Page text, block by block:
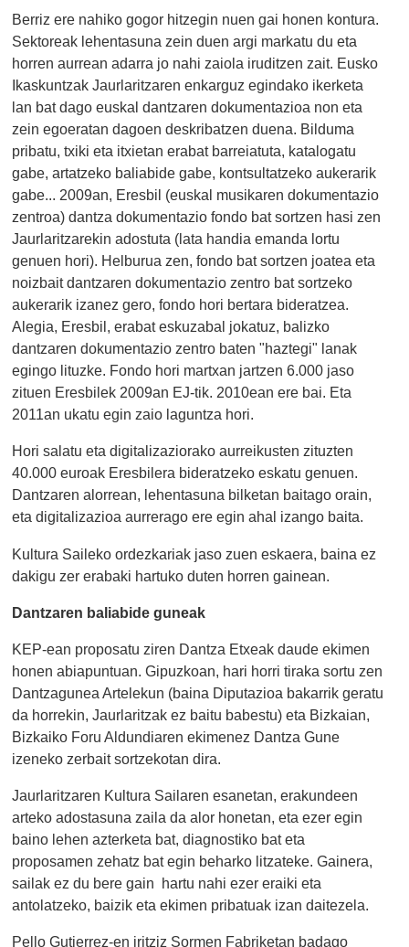
Berriz ere nahiko gogor hitzegin nuen gai honen kontura.
Sektoreak lehentasuna zein duen argi markatu du eta
horren aurrean adarra jo nahi zaiola iruditzen zait. Eusko
Ikaskuntzak Jaurlaritzaren enkarguz egindako ikerketa
lan bat dago euskal dantzaren dokumentazioa non eta
zein egoeratan dagoen deskribatzen duena. Bilduma
pribatu, txiki eta itxietan erabat barreiatuta, katalogatu
gabe, artatzeko baliabide gabe, kontsultatzeko aukerarik
gabe... 2009an, Eresbil (euskal musikaren dokumentazio
zentroa) dantza dokumentazio fondo bat sortzen hasi zen
Jaurlaritzarekin adostuta (lata handia emanda lortu
genuen hori). Helburua zen, fondo bat sortzen joatea eta
noizbait dantzaren dokumentazio zentro bat sortzeko
aukerarik izanez gero, fondo hori bertara bideratzea.
Alegia, Eresbil, erabat eskuzabal jokatuz, balizko
dantzaren dokumentazio zentro baten "haztegi" lanak
egingo lituzke. Fondo hori martxan jartzen 6.000 jaso
zituen Eresbilek 2009an EJ-tik. 2010ean ere bai. Eta
2011an ukatu egin zaio laguntza hori.
Hori salatu eta digitalizaziorako aurreikusten zituzten
40.000 euroak Eresbilera bideratzeko eskatu genuen.
Dantzaren alorrean, lehentasuna bilketan baitago orain,
eta digitalizazioa aurrerago ere egin ahal izango baita.
Kultura Saileko ordezkariak jaso zuen eskaera, baina ez
dakigu zer erabaki hartuko duten horren gainean.
Dantzaren baliabide guneak
KEP-ean proposatu ziren Dantza Etxeak daude ekimen
honen abiapuntuan. Gipuzkoan, hari horri tiraka sortu zen
Dantzagunea Artelekun (baina Diputazioa bakarrik geratu
da horrekin, Jaurlaritzak ez baitu babestu) eta Bizkaian,
Bizkaiko Foru Aldundiaren ekimenez Dantza Gune
izeneko zerbait sortzekotan dira.
Jaurlaritzaren Kultura Sailaren esanetan, erakundeen
arteko adostasuna zaila da alor honetan, eta ezer egin
baino lehen azterketa bat, diagnostiko bat eta
proposamen zehatz bat egin beharko litzateke. Gainera,
sailak ez du bere gain hartu nahi ezer eraiki eta
antolatzeko, baizik eta ekimen pribatuak izan daitezela.
Pello Gutierrez-en iritziz Sormen Fabriketan badago